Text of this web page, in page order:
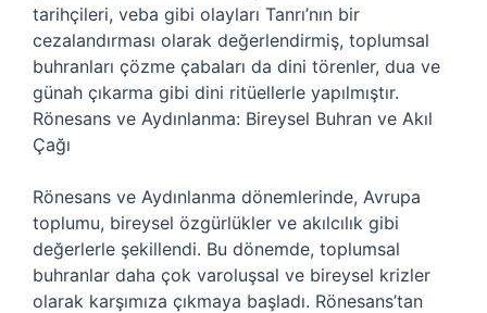
tarihçileri, veba gibi olayları Tanrı’nın bir
cezalandırması olarak değerlendirmiş, toplumsal
buhranları çözme çabaları da dini törenler, dua ve
günah çıkarma gibi dini ritüellerle yapılmıştır.
Rönesans ve Aydınlanma: Bireysel Buhran ve Akıl
Çağı
Rönesans ve Aydınlanma dönemlerinde, Avrupa
toplumu, bireysel özgürlükler ve akılcılık gibi
değerlerle şekillendi. Bu dönemde, toplumsal
buhranlar daha çok varoluşsal ve bireysel krizler
olarak karşımıza çıkmaya başladı. Rönesans’tan